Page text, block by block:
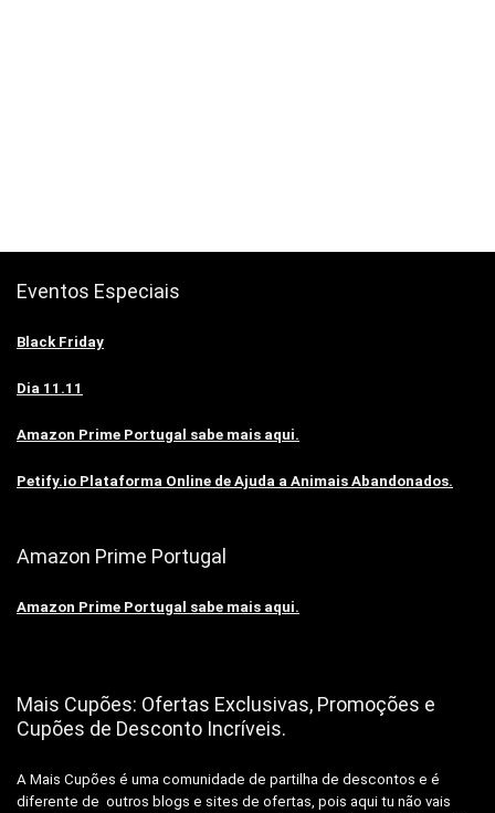
Eventos Especiais
Black Friday
Dia 11.11
Amazon Prime Portugal sabe mais aqui.
Petify.io Plataforma Online de Ajuda a Animais Abandonados.
Amazon Prime Portugal
Amazon Prime Portugal sabe mais aqui.
Mais Cupões: Ofertas Exclusivas, Promoções e
Cupões de Desconto Incríveis.
A Mais Cupões é uma comunidade de partilha de descontos e é
diferente de outros blogs e sites de ofertas, pois aqui tu não vais